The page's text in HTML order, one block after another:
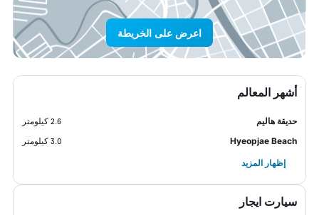
اعرض على الخريطة
أشهر المعالم
حديقة هاليم
2.6 كيلومتر
Hyeopjae Beach
3.0 كيلومتر
إظهار المزيد
سيارت ايجار